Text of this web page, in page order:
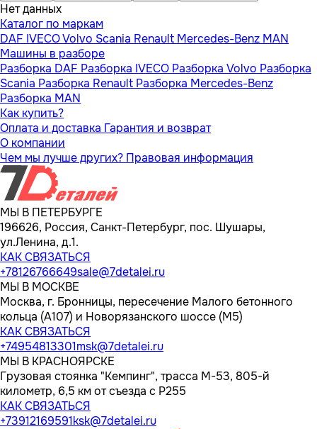
Нет данных
Каталог по маркам
DAF IVECOVolvo Scania Renault Mercedes-Benz MAN
Машины в разборе
Разборка DAF Разборка IVECO Разборка Volvo Разборка
Scania Разборка Renault Разборка Mercedes-Benz
Разборка MAN
Как купить?
Оплата и доставка Гарантия и возврат
О компании
Чем мы лучше других? Правовая информация
МЫ В ПЕТЕРБУРГЕ
196626, Россия, Санкт-Петербург, пос. Шушары,
ул.Ленина, д.1.
КАК СВЯЗАТЬСЯ
+78126766649sale@7detalei.ru
МЫ В МОСКВЕ
Москва, г. Бронницы, пересечение Малого бетонного
кольца (А107) и Новорязанского шоссе (М5)
КАК СВЯЗАТЬСЯ
+74954813301msk@7detalei.ru
МЫ В КРАСНОЯРСКЕ
Грузовая стоянка "Кемпинг", трасса M-53, 805-й
километр, 6,5 км от съезда с Р255
КАК СВЯЗАТЬСЯ
+73912169591ksk@7detalei.ru